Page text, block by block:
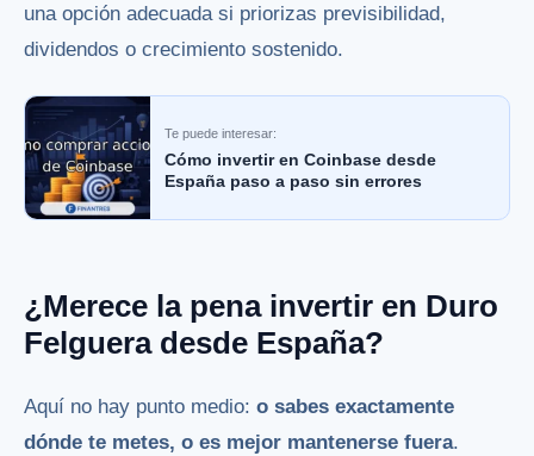
una opción adecuada si priorizas previsibilidad,
dividendos o crecimiento sostenido.
Te puede interesar:
Cómo invertir en Coinbase desde
España paso a paso sin errores
¿Merece la pena invertir en Duro
Felguera desde España?
Aquí no hay punto medio: o sabes exactamente
dónde te metes, o es mejor mantenerse fuera.